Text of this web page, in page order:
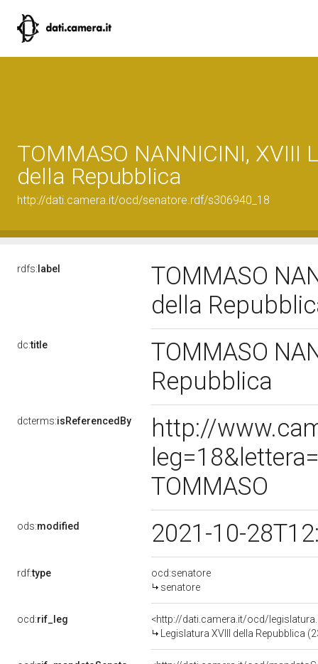
TOMMASO NANNICINI, XVIII
della Repubblica
http://dati.camera.it/ocd/senatore.rdf/s306940_18
rdfs: label
TOMMASO
della
dc:title
TOMMASO
Repubblica
dcterms:isReferencedBy
http://
TOMMASO
ods:modified 2021-10-
rdf:type
ocd:senatore
senatore
ocd:rif_leg
<http://dati.camera.it/ocd/
Legislatura XVIII della Repubblica